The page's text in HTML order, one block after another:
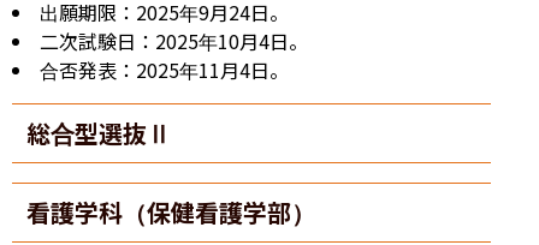
出願期限：2025年9月24日。
二次試験日：2025年10月4日。
合否発表：2025年11月4日。
総合型選抜Ⅱ
看護学科（保健看護学部）